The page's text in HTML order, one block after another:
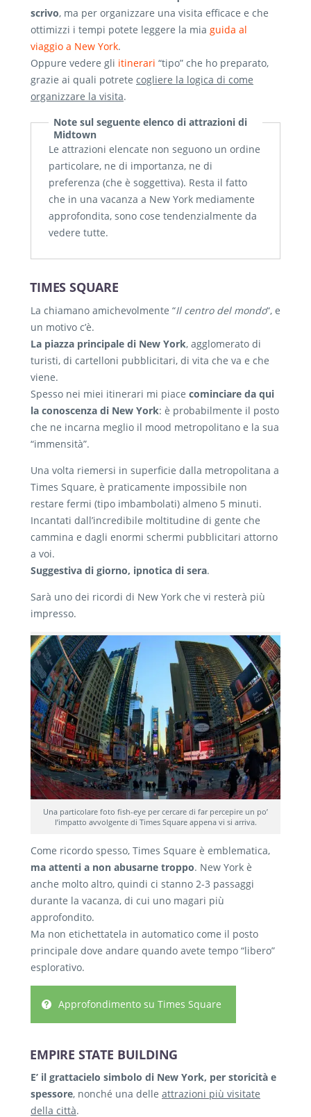
scrivo, ma per organizzare una visita efficace e che
ottimizzi i tempi potete leggere la mia guida al
viaggio a New York.
Oppure vedere gli itinerari “tipo” che ho preparato,
grazie ai quali potrete cogliere la logica di come
organizzare la visita.
Note sul seguente elenco di attrazioni di
Midtown
Le attrazioni elencate non seguono un ordine
particolare, ne di importanza, ne di
preferenza (che è soggettiva). Resta il fatto
che in una vacanza a New York mediamente
approfondita, sono cose tendenzialmente da
vedere tutte.
TIMES SQUARE
La chiamano amichevolmente “Il centro del mondo“, e
un motivo c’è.
La piazza principale di New York, agglomerato di
turisti, di cartelloni pubblicitari, di vita che va e che
viene.
Spesso nei miei itinerari mi piace cominciare da qui
la conoscenza di New York: è probabilmente il posto
che ne incarna meglio il mood metropolitano e la sua
“immensità”.
Una volta riemersi in superficie dalla metropolitana a
Times Square, è praticamente impossibile non
restare fermi (tipo imbambolati) almeno 5 minuti.
Incantati dall’incredibile moltitudine di gente che
cammina e dagli enormi schermi pubblicitari attorno
a voi.
Suggestiva di giorno, ipnotica di sera.
Sarà uno dei ricordi di New York che vi resterà più
impresso.
Una particolare foto fish-eye per cercare di far percepire un po’
l’impatto avvolgente di Times Square appena vi si arriva.
Come ricordo spesso, Times Square è emblematica,
ma attenti a non abusarne troppo. New York è
anche molto altro, quindi ci stanno 2-3 passaggi
durante la vacanza, di cui uno magari più
approfondito.
Ma non etichettatela in automatico come il posto
principale dove andare quando avete tempo “libero”
esplorativo.
Approfondimento su Times Square
EMPIRE STATE BUILDING
E’ il grattacielo simbolo di New York, per storicità e
spessore, nonché una delle attrazioni più visitate
della città.